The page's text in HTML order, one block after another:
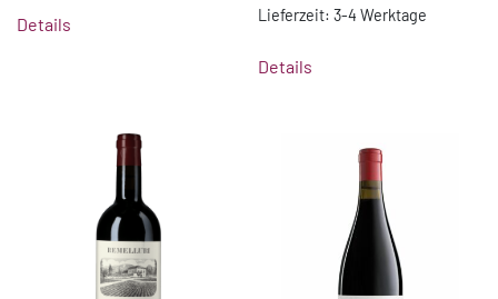
Details
Lieferzeit:3-4 Werktage
Details